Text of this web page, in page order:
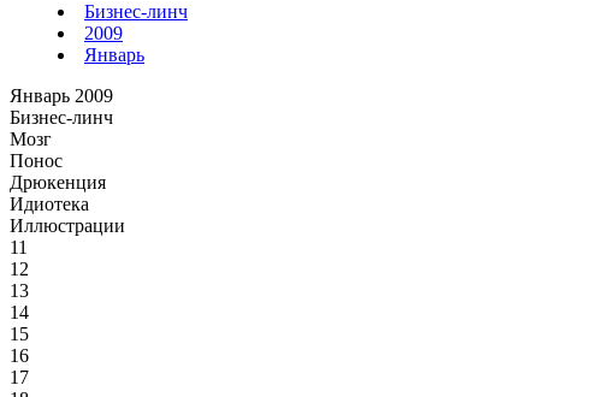
Бизнес-линч
2009
Январь
Январь 2009
Бизнес-линч
Мозг
Понос
Дрюкенция
Идиотека
Иллюстрации
11
12
13
14
15
16
17